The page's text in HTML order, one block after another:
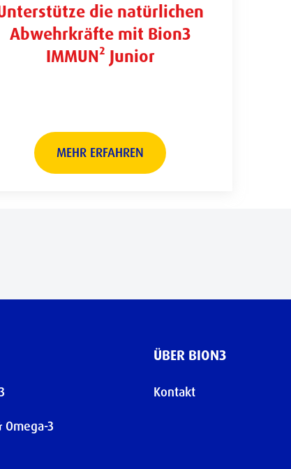
die natürlichen
Abwehrkräfte mit Bion3
IMMUN² Junior
MEHR ERFAHREN
3
ÜBER BION3
Kontakt